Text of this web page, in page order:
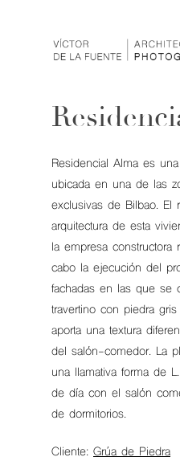
Residencial Alma es
ubicada en una de las
exclusivas de Bilbao. El
arquitectura de esta
la empresa
cabo la ejecución del
fachadas en las que se
travertino con piedra
aporta una textura
del salón-comedor. La
una llamativa forma de
de día con el salón
de dormitorios.
Cliente: Grúa de Piedra